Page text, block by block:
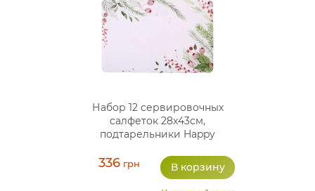
Набор 12 сервировочных
салфеток 28x43см,
подтарельники Happy
336грн